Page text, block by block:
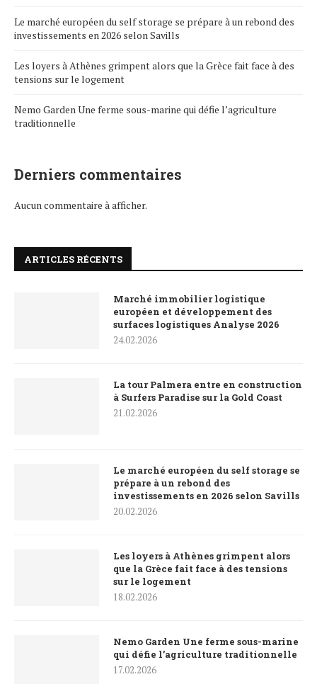
Le marché européen du self storage se prépare à un rebond des
investissements en 2026 selon Savills
Les loyers à Athènes grimpent alors que la Grèce fait face à des
tensions sur le logement
Nemo Garden Une ferme sous-marine qui défie l’agriculture
traditionnelle
Derniers commentaires
Aucun commentaire à afficher.
ARTICLES RÉCENTS
Marché immobilier logistique
européen et développement des
surfaces logistiques Analyse 2026
24.02.2026
La tour Palmera entre en construction
à Surfers Paradise sur la Gold Coast
21.02.2026
Le marché européen du self storage se
prépare à un rebond des
investissements en 2026 selon Savills
20.02.2026
Les loyers à Athènes grimpent alors
que la Grèce fait face à des tensions
sur le logement
18.02.2026
Nemo Garden Une ferme sous-marine
qui défie l’agriculture traditionnelle
17.02.2026